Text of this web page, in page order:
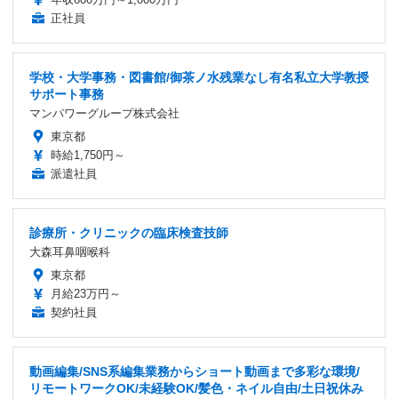
正社員
学校・大学事務・図書館/御茶ノ水残業なし有名私立大学教授
サポート事務
マンパワーグループ株式会社
東京都
時給1,750円～
派遣社員
診療所・クリニックの臨床検査技師
大森耳鼻咽喉科
東京都
月給23万円～
契約社員
動画編集/SNS系編集業務からショート動画まで多彩な環境/
リモートワークOK/未経験OK/髪色・ネイル自由/土日祝休み